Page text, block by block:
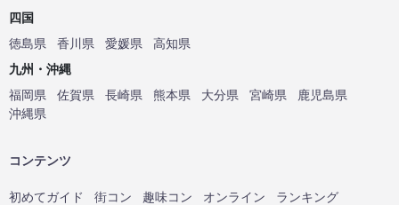
四国
徳島県
香川県 愛媛県
高知県
九州・沖縄
福岡県
佐賀県 長崎県 熊本県 大分県 宮崎県
鹿児島県
沖縄県
コンテンツ
初めてガイド 街コン 趣味コン オンライン ランキング